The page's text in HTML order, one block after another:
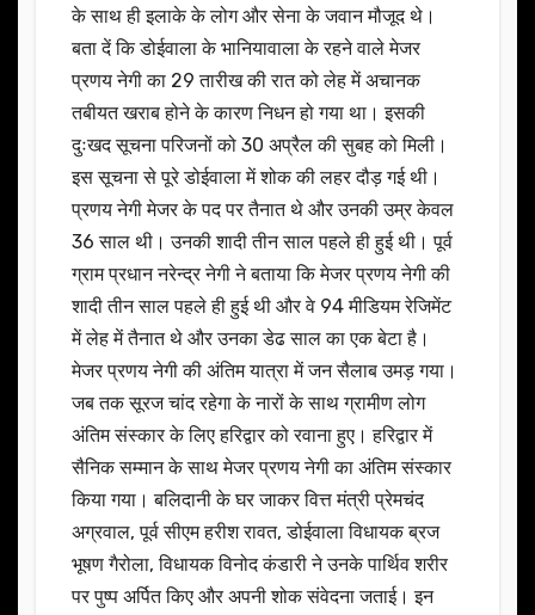
के साथ ही इलाके के लोग और सेना के जवान मौजूद थे।
बता दें कि डोईवाला के भानियावाला के रहने वाले मेजर
प्रणय नेगी का 29 तारीख की रात को लेह में अचानक
तबीयत खराब होने के कारण निधन हो गया था। इसकी
दुःखद सूचना परिजनों को 30 अप्रैल की सुबह को मिली।
इस सूचना से पूरे डोईवाला में शोक की लहर दौड़ गई थी।
प्रणय नेगी मेजर के पद पर तैनात थे और उनकी उम्र केवल
36 साल थी। उनकी शादी तीन साल पहले ही हुई थी। पूर्व
ग्राम प्रधान नरेन्द्र नेगी ने बताया कि मेजर प्रणय नेगी की
शादी तीन साल पहले ही हुई थी और वे 94 मीडियम रेजिमेंट
में लेह में तैनात थे और उनका डेढ साल का एक बेटा है।
मेजर प्रणय नेगी की अंतिम यात्रा में जन सैलाब उमड़ गया।
जब तक सूरज चांद रहेगा के नारों के साथ ग्रामीण लोग
अंतिम संस्कार के लिए हरिद्वार को रवाना हुए। हरिद्वार में
सैनिक सम्मान के साथ मेजर प्रणय नेगी का अंतिम संस्कार
किया गया। बलिदानी के घर जाकर वित्त मंत्री प्रेमचंद
अग्रवाल, पूर्व सीएम हरीश रावत, डोईवाला विधायक ब्रज
भूषण गैरोला, विधायक विनोद कंडारी ने उनके पार्थिव शरीर
पर पुष्प अर्पित किए और अपनी शोक संवेदना जताई। इन